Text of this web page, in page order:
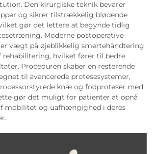
Den kirurgiske teknik bevarer
og sikrer tilstrækkelig blødende
gør det lettere at begynde tidlig
Moderne postoperative
vægt på øjeblikkelig smertehåndtering
hvilket fører til bedre
Proceduren skaber en resterende
til avancerede protesesystemer,
knæ og fodproteser med
gør det muligt for patienter at opnå
mobilitet og uafhængighed i deres